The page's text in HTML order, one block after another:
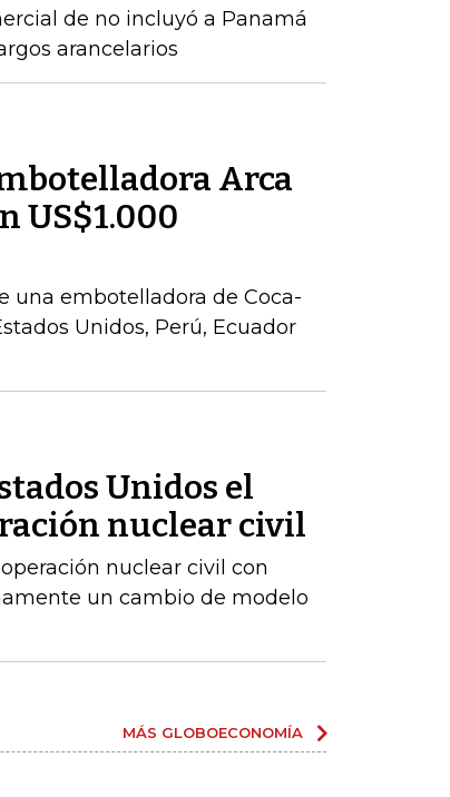
de no incluyó a Panamá
arancelarios
Arca
US$1.000
una embotelladora de Coca-
Unidos, Perú, Ecuador
Unidos el
nuclear civil
nuclear civil con
un cambio de modelo
MÁS GLOBOECONOMÍA